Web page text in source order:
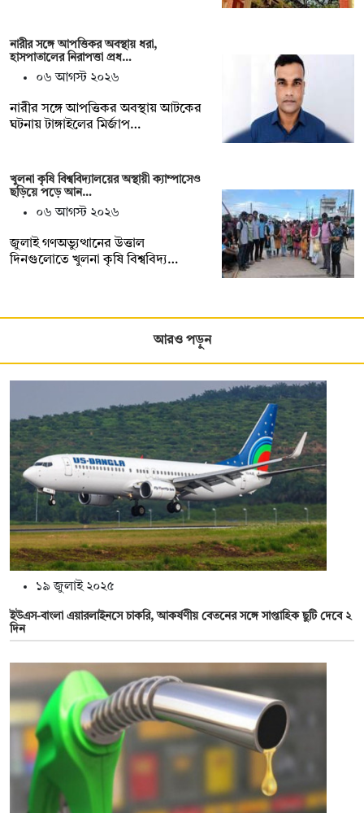
নারীর সঙ্গে আপত্তিকর অবস্থায় ধরা,
হাসপাতালের নিরাপত্তা প্রধ…
০৬ আগস্ট ২০২৬
নারীর সঙ্গে আপত্তিকর অবস্থায় আটকের
ঘটনায় টাঙ্গাইলের মির্জাপ…
খুলনা কৃষি বিশ্ববিদ্যালয়ের অস্থায়ী ক্যাম্পাসেও
ছড়িয়ে পড়ে আন…
০৬ আগস্ট ২০২৬
জুলাই গণঅভ্যুত্থানের উত্তাল
দিনগুলোতে খুলনা কৃষি বিশ্ববিদ্য…
আরও পড়ুন
১৯ জুলাই ২০২৫
ইউএস-বাংলা এয়ারলাইনসে চাকরি, আকর্ষণীয় বেতনের সঙ্গে সাপ্তাহিক ছুটি দেবে ২
দিন